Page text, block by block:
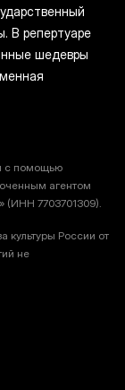
В репертуаре
шедевры
с помощью
агентом
(ИНН 7703701309).
культуры России от
не